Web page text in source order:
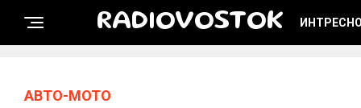
RADIOVOSTOK
АВТО-МОТО